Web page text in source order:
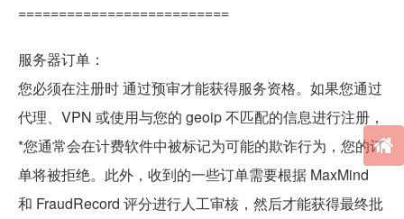
==========================
服务器订单：
您必须在注册时 通过预审才能获得服务资格。如果您通过
代理、VPN 或使用与您的 geoip 不匹配的信息进行注册，
*您通常会在计费软件中被标记为可能的欺诈行为，您的订
单将被拒绝。此外，收到的一些订单需要根据 MaxMind
和 FraudRecord 评分进行人工审核，然后才能获得最终批